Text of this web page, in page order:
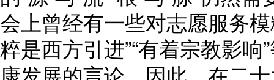
会上曾经有一些对志愿服务
粹是西方引进”“有着宗教影